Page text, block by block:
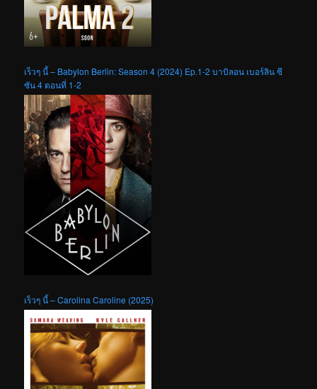
เร็วๆ นี้ – Babylon Berlin: Season 4 (2024) Ep.1-2 บาบิลอน เบอร์ลิน ซี
ซัน 4 ตอนที่ 1-2
เร็วๆ นี้ – Carolina Caroline (2025)